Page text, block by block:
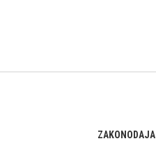
ZAKONODAJA